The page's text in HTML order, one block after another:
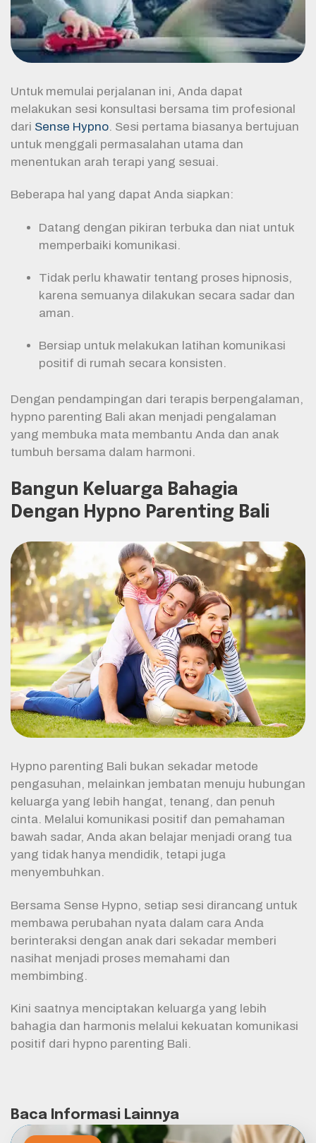
Untuk memulai perjalanan ini, Anda dapat
melakukan sesi konsultasi bersama tim profesional
dari Sense Hypno. Sesi pertama biasanya bertujuan
untuk menggali permasalahan utama dan
menentukan arah terapi yang sesuai.
Beberapa hal yang dapat Anda siapkan:
Datang dengan pikiran terbuka dan niat untuk
memperbaiki komunikasi.
Tidak perlu khawatir tentang proses hipnosis,
karena semuanya dilakukan secara sadar dan
aman.
Bersiap untuk melakukan latihan komunikasi
positif di rumah secara konsisten.
Dengan pendampingan dari terapis berpengalaman,
hypno parenting Bali akan menjadi pengalaman
yang membuka mata membantu Anda dan anak
tumbuh bersama dalam harmoni.
Bangun Keluarga Bahagia
Dengan Hypno Parenting Bali
Hypno parenting Bali bukan sekadar metode
pengasuhan, melainkan jembatan menuju hubungan
keluarga yang lebih hangat, tenang, dan penuh
cinta. Melalui komunikasi positif dan pemahaman
bawah sadar, Anda akan belajar menjadi orang tua
yang tidak hanya mendidik, tetapi juga
menyembuhkan.
Bersama Sense Hypno, setiap sesi dirancang untuk
membawa perubahan nyata dalam cara Anda
berinteraksi dengan anak dari sekadar memberi
nasihat menjadi proses memahami dan
membimbing.
Kini saatnya menciptakan keluarga yang lebih
bahagia dan harmonis melalui kekuatan komunikasi
positif dari hypno parenting Bali.
Baca Informasi Lainnya